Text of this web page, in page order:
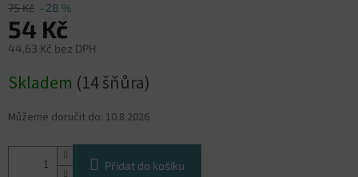
75 Kč –28 %
54 Kč
44,63 Kč bez DPH
cena:
Skladem (14 šňůra)
Můžeme doručit do: 10.8.2026
Přidat do košíku